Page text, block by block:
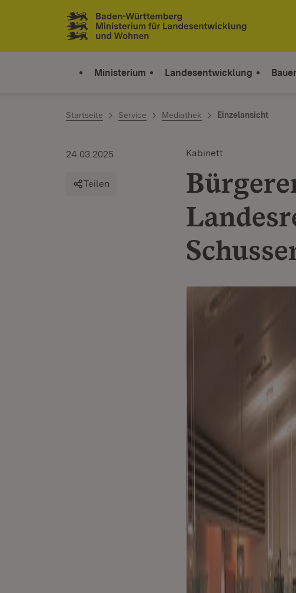
Zum Inhalt springen
Link zur Startseite
Ministerium Landesentwicklung
Startseite Service Mediathek Einzelansicht
Kabinett
24.03.2025
Teilen